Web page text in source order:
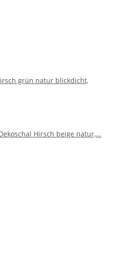
grün natur blickdicht,